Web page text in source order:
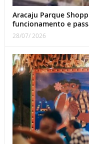
Aracaju Parque
funcionamento e
28/07/ 2026